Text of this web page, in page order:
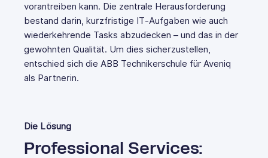
vorantreiben kann. Die zentrale Herausforderung
bestand darin, kurzfristige IT‑Aufgaben wie auch
wiederkehrende Tasks abzudecken – und das in der
gewohnten Qualität. Um dies sicherzustellen,
entschied sich die ABB Technikerschule für Aveniq
als Partnerin.
Die Lösung
Professional Services: